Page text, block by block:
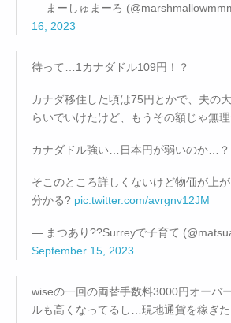
— まーしゅまーろ
16, 2023
待って…1カナダドル109円！？
カナダ移住した頃は75円とかで、夫の
らいでいけたけど、もうその額じゃ無
カナダドル強い…日本円が弱いのか…？
そこのところ詳しくないけど物価が上
分かる? pic.twitter.com/avrgnv12JM
— まつあり??Surreyで子育て
September 15, 2023
wiseの一回の両替手数料3000円オーバ
ルも高くなってるし…現地通貨を稼ぎ